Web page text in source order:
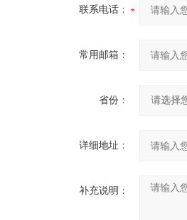
联系电话：
常用邮箱：
省份：
详细地址：
补充说明：